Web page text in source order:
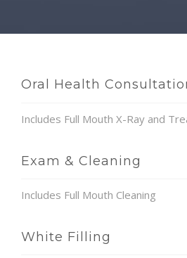
Oral Health
Includes Full Mouth X-Ray and
Exam & Cleaning
Includes Full Mouth Cleaning
White Filling